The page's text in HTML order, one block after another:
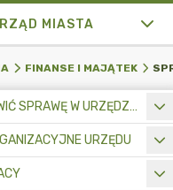
MIASTA
FINANSE I MAJĄTEK
JAK ZAŁATWIĆ SPRAWĘ W URZĘDZIE MIASTA
URZĘDU